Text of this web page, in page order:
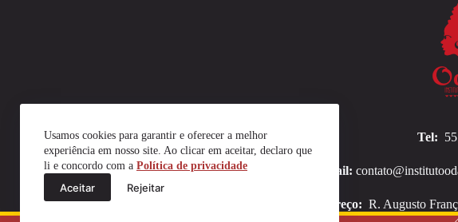
Usamos cookies para garantir e oferecer a melhor
experiência em nosso site. Ao clicar em aceitar, declaro que
li e concordo com a Política de privacidade
Aceitar Rejeitar
Tel:
Email:
Endereço: R. Augusto